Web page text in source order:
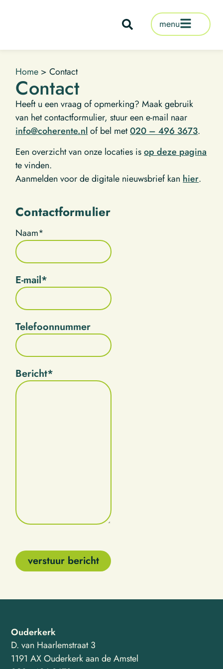
menu
Home >Contact
Contact
Heeft u een vraag of opmerking? Maak gebruik
van het contactformulier, stuur een e-mail naar
info@coherente.nlof bel met020 – 496 3673.
Een overzicht van onze locaties isop deze pagina
te vinden.
Aanmelden voor de digitale nieuwsbrief kan hier.
Contactformulier
Naam*
E-mail*
Telefoonnummer
Bericht*
Ouderkerk
D. van Haarlemstraat 3
1191 AX Ouderkerk aan de Amstel